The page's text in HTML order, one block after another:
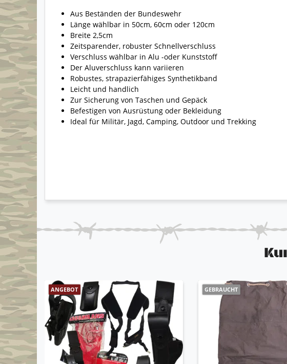
Aus Beständen der Bundeswehr
Länge wählbar in 50cm, 60cm oder 120cm
Breite 2,5cm
Zeitsparender, robuster Schnellverschluss
Verschluss wählbar in Alu -oder Kunststoff
Der Aluverschluss kann variieren
Robustes, strapazierfähiges Synthetikband
Leicht und handlich
Zur Sicherung von Taschen und Gepäck
Befestigen von Ausrüstung oder Bekleidung
Ideal für Militär, Jagd, Camping, Outdoor und Trekking
ANGEBOT GEBRAUCHT